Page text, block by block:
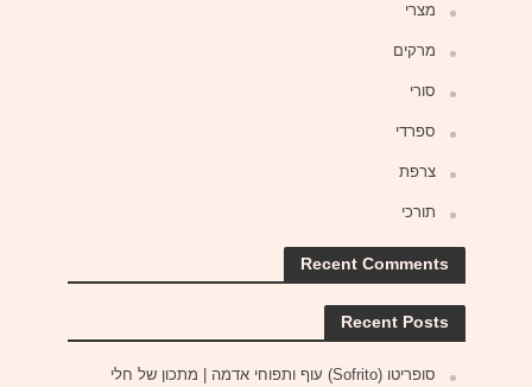
מצרי
מרקים
סורי
ספרדי
צרפת
תורכי
Recent Comments
Recent Posts
סופריטו (Sofrito) עוף ותפוחי אדמה | מתכון של חלי